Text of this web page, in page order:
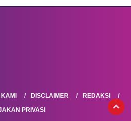
DISCLAIMER
REDAKSI
PRIVASI